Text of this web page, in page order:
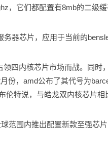
它们都配置有8mb的二级缓
器芯片，应用于当前的
四内核芯片市场而战。同时
份，amd公布了其代号为
伦特说，与皓龙双内核芯片相
围内推出配置新款至强芯片